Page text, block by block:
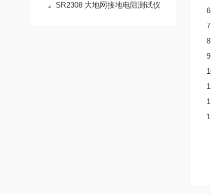
SR2308 大地网接地电阻测试仪